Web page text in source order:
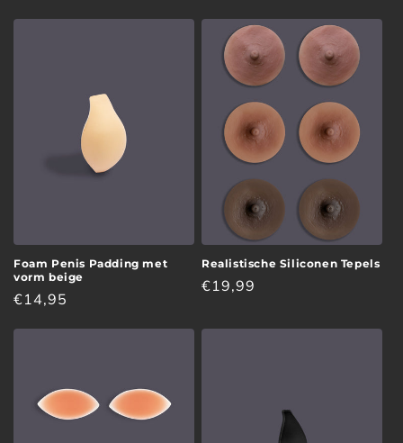
Foam Penis Padding met
vorm beige
Normale
€14,95
Realistische Siliconen Tepels
Normale
€19,99